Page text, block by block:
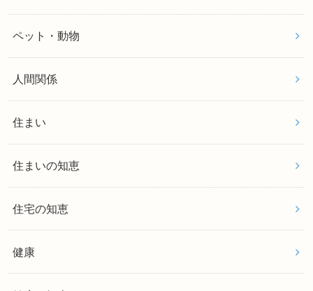
ペット・動物
人間関係
住まい
住まいの知恵
住宅の知恵
健康